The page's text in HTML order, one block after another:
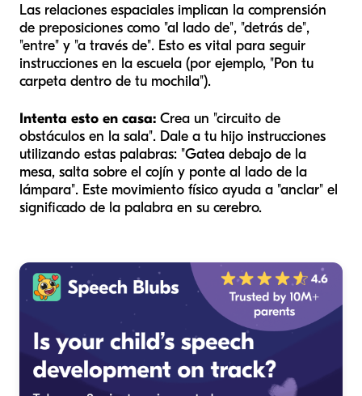
Las relaciones espaciales implican la comprensión
de preposiciones como "al lado de", "detrás de",
"entre" y "a través de". Esto es vital para seguir
instrucciones en la escuela (por ejemplo, "Pon tu
carpeta dentro de tu mochila").
Intenta esto en casa: Crea un "circuito de
obstáculos en la sala". Dale a tu hijo instrucciones
utilizando estas palabras: "Gatea debajo de la
mesa, salta sobre el cojín y ponte al lado de la
lámpara". Este movimiento físico ayuda a "anclar" el
significado de la palabra en su cerebro.